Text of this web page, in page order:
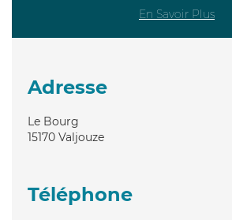
En Savoir Plus
Adresse
Le Bourg
15170 Valjouze
Téléphone